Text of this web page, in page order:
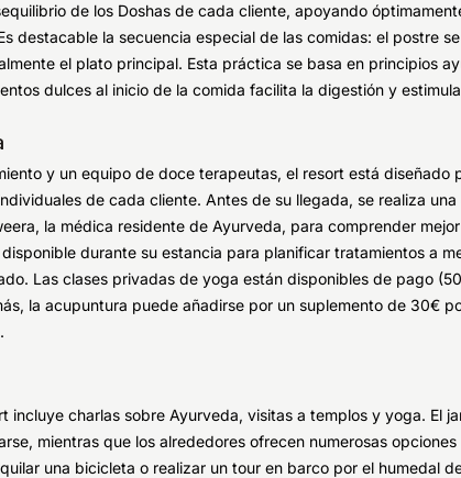
de los Doshas de cada cliente, apoyando
destacable la secuencia especial de las comidas: el postre
el plato principal. Esta práctica se basa en principios
dulces al inicio de la comida facilita la digestión y
y un equipo de doce terapeutas, el resort está diseñado
de cada cliente. Antes de su llegada, se realiza una
la médica residente de Ayurveda, para comprender
durante su estancia para planificar tratamientos a
Las clases privadas de yoga están disponibles de pago
la acupuntura puede añadirse por un suplemento de 30€
incluye charlas sobre Ayurveda, visitas a templos y yoga. El
mientras que los alrededores ofrecen numerosas
una bicicleta o realizar un tour en barco por el humedal